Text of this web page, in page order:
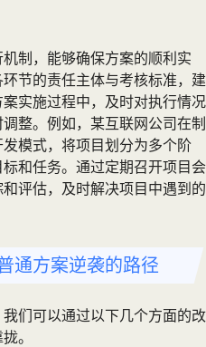
制，能够确保方案的顺利实
节的责任主体与考核标准，建
实施过程中，及时对执行情况
整。例如，某互联网公司在制
模式，将项目划分为多个阶
和任务。通过定期召开项目会
评估，及时解决项目中遇到的
通方案逆袭的路径
们可以通过以下几个方面的改
。